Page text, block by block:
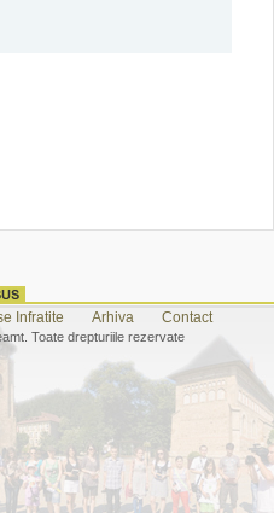
Infratite Arhiva Contact
Toate drepturiile rezervate